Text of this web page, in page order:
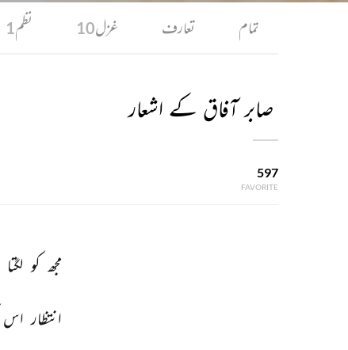
تمام تعارف غزل10 نظم1
صابر آفاق کے اشعار
597
FAVORITE
مجھ کو لگتا
انتظار اس